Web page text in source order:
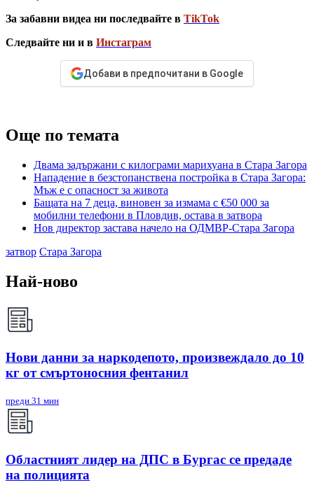
За забавни видеа ни последвайте в TikTok
Следвайте ни и в Инстаграм
Добави в предпочитани в Google
Още по темата
Двама задържани с килограми марихуана в Стара Загора
Нападение в безстопанствена постройка в Стара Загора:
Мъж е с опасност за живота
Бащата на 7 деца, виновен за измама с €50 000 за
мобилни телефони в Пловдив, остава в затвора
Нов директор застава начело на ОДМВР-Стара Загора
затвор Стара Загора
Най-ново
Нови данни за наркодепото, произвеждало до 10
кг от смъртоносния фентанил
преди 31 мин
Областният лидер на ДПС в Бургас се предаде
на полицията